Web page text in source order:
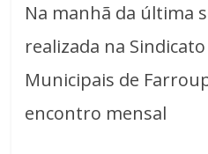
Na manhã da última
realizada na
Municipais de
encontro mensal